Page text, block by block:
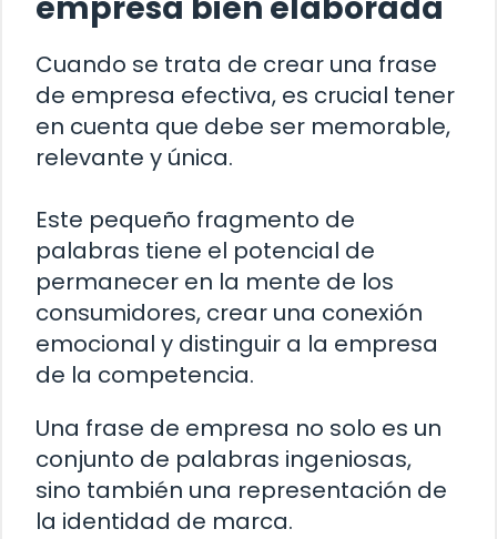
Cuando se trata de crear una frase
de empresa efectiva, es crucial tener
en cuenta que debe ser memorable,
relevante y única.
Este pequeño fragmento de
palabras tiene el potencial de
permanecer en la mente de los
consumidores, crear una conexión
emocional y distinguir a la empresa
de la competencia.
Una frase de empresa no solo es un
conjunto de palabras ingeniosas,
sino también una representación de
la identidad de marca.